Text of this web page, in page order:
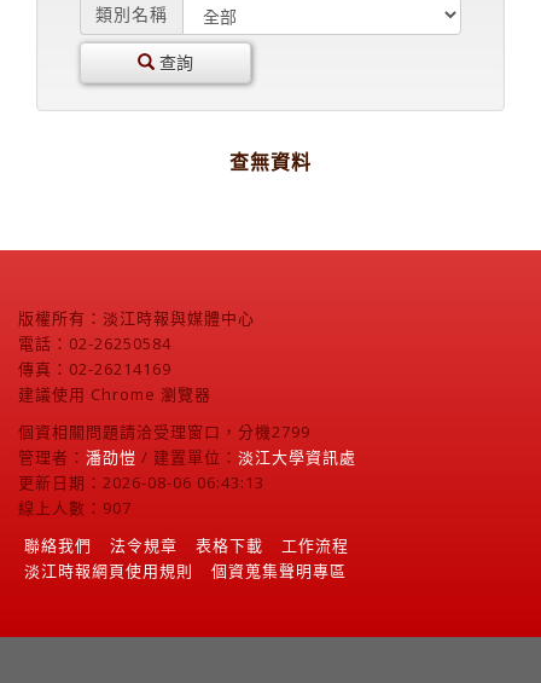
類別名稱
查詢
查無資料
版權所有：淡江時報與媒體中心
電話：02-26250584
傳真：02-26214169
建議使用 Chrome 瀏覽器
個資相關問題請洽受理窗口，分機2799
管理者： 潘劭愷 / 建置單位： 淡江大學資訊處
更新日期：2026-08-06 06:43:13
線上人數：907
聯絡我們
法令規章 表格下載
工作流程
淡江時報網頁使用規則
個資蒐集聲明專區